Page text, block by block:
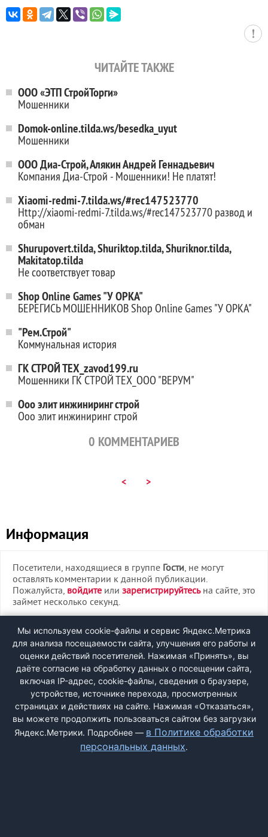
ЧИТАЙТЕ ТАКЖЕ
ООО «ЭТП СтройТорги»
Мошенники
Domok-online.tilda.ws/besedka_uyut
Мошенники
ООО Диа-Строй, Алякин Андрей Геннадьевич
Компания Диа-Строй - Мошенники! Не платят!
Xiaomi-redmi-7.tilda.ws/#rec147523770
Http://xiaomi-redmi-7.tilda.ws/#rec147523770 развод и
обман
Shurupovert.tilda, Shuriktop.tilda, Shuriknor.tilda,
Makitatop.tilda
Не соответствует товар
Shop Online Games "У ОРКА"
БЕРЕГИСЬ МОШЕННИКОВ Shop Online Games "У ОРКА"
"Рем.Строй"
Коммунальная история
ГК СТРОЙ ТЕХ_zavod199.ru
Мошенники ГК СТРОЙ ТЕХ_ООО "ВЕРУМ"
Ооо элит инжиниринг строй
Ооо элит инжиниринг строй
0 КОММЕНТАРИЕВ
< >
Информация
Посетители, находящиеся в группе Гости, не могут
оставлять комментарии к данной публикации.
Пожалуйста, войдите или зарегистрируйтесьна сайте, это
займет несколько секунд.
ВХОД
РЕГИСТРАЦИЯ
Быстрая регистрациячерез соцсети:
Мы используем cookie-файлы и сервис Яндекс.Метрика
для анализа посещаемости сайта, улучшения его работы и
оценки действий посетителей. Нажимая «Принять», вы
даёте согласие на обработку данных о посещении сайта,
включая IP-адрес, cookie-файлы, сведения о браузере,
устройстве, источнике перехода, просмотренных
страницах и действиях на сайте. Нажимая «Отказаться»,
вы можете продолжить пользоваться сайтом без загрузки
Яндекс.Метрики. Подробнее — в Политике обработки
персональных данных.